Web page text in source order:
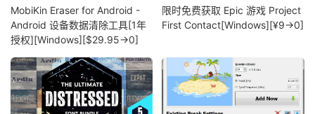
MobiKin Eraser for Android -
Android 设备数据清除工具[1年
授权][Windows][$29.95→0]
限时免费获取 Epic 游戏 Project
First Contact[Windows][¥9→0]